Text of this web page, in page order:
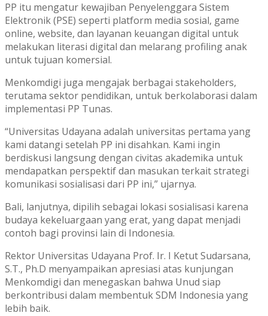
PP itu mengatur kewajiban Penyelenggara Sistem
Elektronik (PSE) seperti platform media sosial, game
online, website, dan layanan keuangan digital untuk
melakukan literasi digital dan melarang profiling anak
untuk tujuan komersial.
Menkomdigi juga mengajak berbagai stakeholders,
terutama sektor pendidikan, untuk berkolaborasi dalam
implementasi PP Tunas.
“Universitas Udayana adalah universitas pertama yang
kami datangi setelah PP ini disahkan. Kami ingin
berdiskusi langsung dengan civitas akademika untuk
mendapatkan perspektif dan masukan terkait strategi
komunikasi sosialisasi dari PP ini,” ujarnya.
Bali, lanjutnya, dipilih sebagai lokasi sosialisasi karena
budaya kekeluargaan yang erat, yang dapat menjadi
contoh bagi provinsi lain di Indonesia.
Rektor Universitas Udayana Prof. Ir. I Ketut Sudarsana,
S.T., Ph.D menyampaikan apresiasi atas kunjungan
Menkomdigi dan menegaskan bahwa Unud siap
berkontribusi dalam membentuk SDM Indonesia yang
lebih baik.